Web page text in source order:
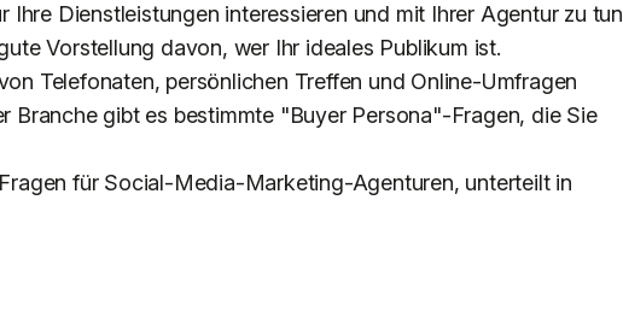
Ihre Dienstleistungen interessieren und mit Ihrer Agentur zu tun
Vorstellung davon, wer Ihr ideales Publikum ist.
Telefonaten, persönlichen Treffen und Online-Umfragen
Branche gibt es bestimmte "Buyer Persona"-Fragen, die Sie
für Social-Media-Marketing-Agenturen, unterteilt in